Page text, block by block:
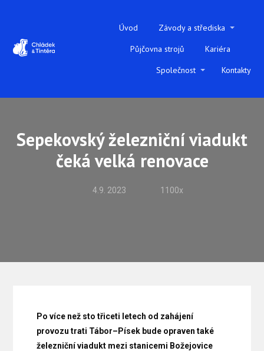
Úvod
Závody a střediska
Půjčovna strojů
Kariéra
Společnost
Kontakty
Sepekovský železniční viadukt
čeká velká renovace
4.9. 2023 1100x
Po více než sto třiceti letech od zahájení
provozu trati Tábor–Písek bude opraven také
železniční viadukt mezi stanicemi Božejovice